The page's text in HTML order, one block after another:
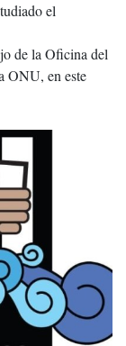
el
de la Oficina del
ONU, en este